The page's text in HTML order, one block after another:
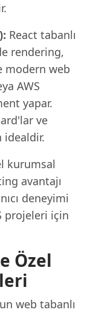
React tabanlı
rendering,
modern web
AWS
yapar.
ve
idealdir.
kurumsal
avantajı
deneyimi
projeleri için
Özel
web tabanlı